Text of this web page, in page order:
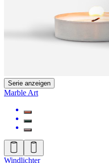
Serie anzeigen
Marble Art
Windlichter